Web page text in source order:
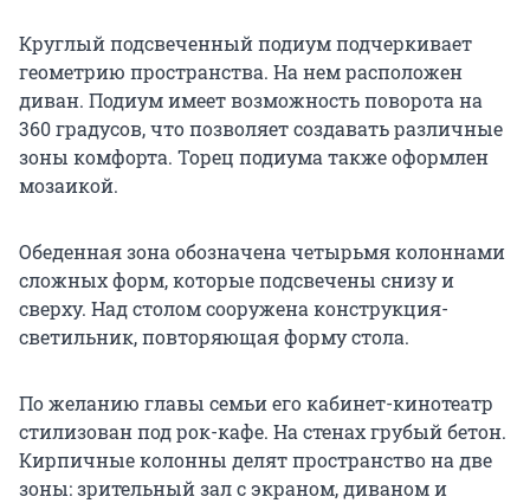
Круглый подсвеченный подиум подчеркивает
геометрию пространства. На нем расположен
диван. Подиум имеет возможность поворота на
360 градусов, что позволяет создавать различные
зоны комфорта. Торец подиума также оформлен
мозаикой.
Обеденная зона обозначена четырьмя колоннами
сложных форм, которые подсвечены снизу и
сверху. Над столом сооружена конструкция-
светильник, повторяющая форму стола.
По желанию главы семьи его кабинет-кинотеатр
стилизован под рок-кафе. На стенах грубый бетон.
Кирпичные колонны делят пространство на две
зоны: зрительный зал с экраном, диваном и